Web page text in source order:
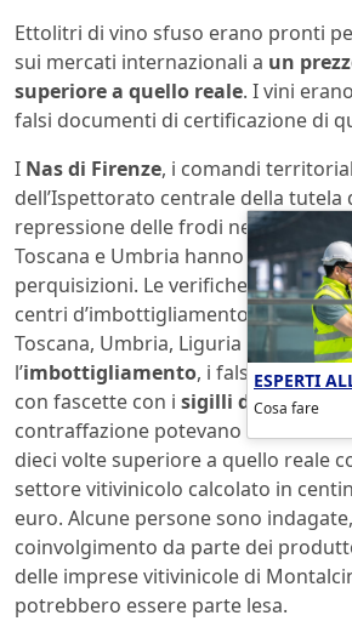
Ettolitri di vino sfuso erano pronti
sui mercati internazionali a un
superiore a quello reale. I vini
falsi documenti di certificazione di
I Nas di Firenze, i comandi
dell’Ispettorato centrale della tutela
repressione delle frodi nel settore
Toscana e Umbria hanno condotto
perquisizioni. Le verifiche hanno
centri d’imbottigliamento
Toscana, Umbria, Liguria e Lazio.
l’imbottigliamento, i falsi docg
con fascette con i sigilli dello Stato
contraffazione potevano essere
dieci volte superiore a quello reale
settore vitivinicolo calcolato in
euro. Alcune persone sono
coinvolgimento da parte dei
delle imprese vitivinicole di
potrebbero essere parte lesa.
ESPERTI
Cosa fare